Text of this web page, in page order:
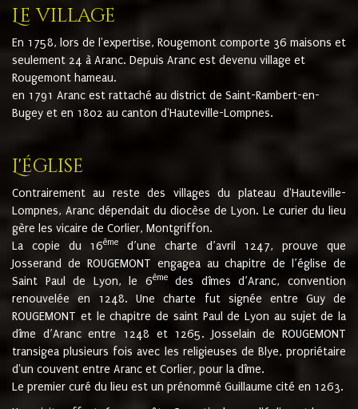
Le village
En 1758, lors de l'expertise, Rougemont comporte 36 maisons et
seulement 24 à Aranc. Depuis Aranc est devenu village et
Rougemont hameau.
en 1791 Aranc est rattaché au district de Saint-Rambert-en-
Bugey et en 1802 au canton d'Hauteville-Lompnes.
L'église
Contrairement au reste des villages du plateau d'Hauteville-
Lompnes, Aranc dépendait du diocèse de Lyon. Le curier du lieu
gère les vicaire de Corlier, Montgriffon.
La copie du 16ème
d’une charte d’avril 1247, prouve que
Josserand de ROUGEMONT engagea au chapitre de l’église de
Saint Paul de Lyon, le 6èmedes dîmes d’Aranc, convention
renouvelée en 1248. Une charte fut signée entre Guy de
ROUGEMONT et le chapitre de saint Paul de Lyon au sujet de la
dîme d’Aranc entre 1248 et 1265. Josselain de ROUGEMONT
transigea plusieurs fois avec les religieuses de Blye, propriétaire
d'un couvent entre Aranc et Corlier, pour la dîme.
Le premier curé du lieu est un prénommé Guillaume cité en 1263.